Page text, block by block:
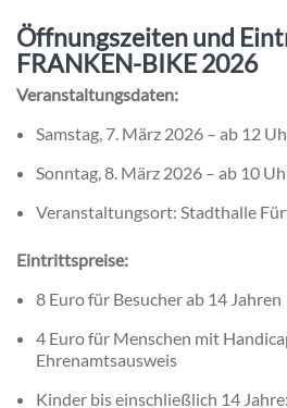
Öffnungszeiten und
FRANKEN-BIKE 2026
Veranstaltungsdaten:
Samstag, 7. März 2026 – ab 12
Sonntag, 8. März 2026 – ab 10
Veranstaltungsort: Stadthalle
Eintrittspreise:
8 Euro für Besucher ab 14 Jahren
4 Euro für Menschen mit
Ehrenamtsausweis
Kinder bis einschließlich 14